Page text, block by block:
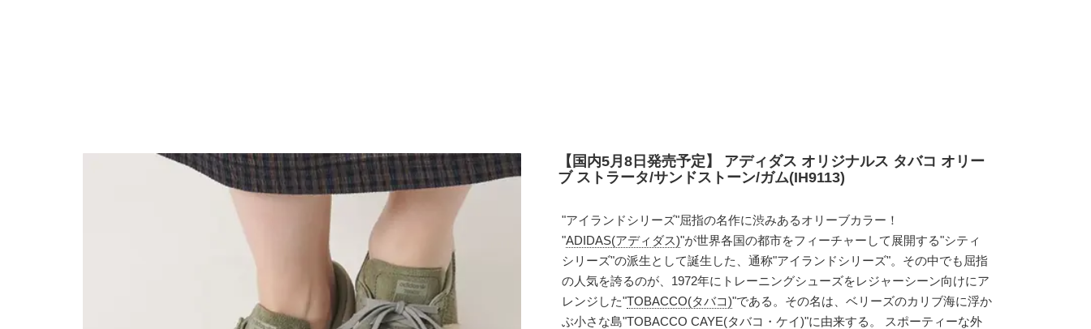
【国内5月8日発売予定】 アディダス オリジナルス タバコ オリー
ブ ストラータ/サンドストーン/ガム(IH9113)
"アイランドシリーズ"屈指の名作に渋みあるオリーブカラー！
"ADIDAS(アディダス)"が世界各国の都市をフィーチャーして展開する"シティ
シリーズ"の派生として誕生した、通称"アイランドシリーズ"。その中でも屈指
の人気を誇るのが、1972年にトレーニングシューズをレジャーシーン向けにア
レンジした"TOBACCO(タバコ)"である。その名は、ベリーズのカリブ海に浮か
ぶ小さな島"TOBACCO CAYE(タバコ・ケイ)"に由来する。 スポーティーな外